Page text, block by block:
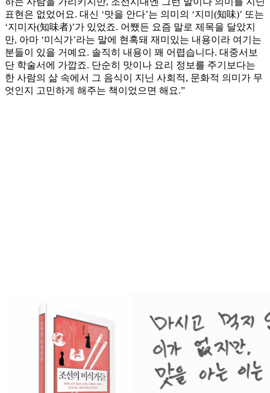
표현은 없었어요. 대신 ‘맛을 안다’는 의미의 ‘지미(知味)’ 또는
‘지미자(知味者)’가 있었죠. 어쨌든 요즘 말로 제목을 달았지
만, 아마 ‘미식가’라는 말에 현혹돼 재미있는 내용이라 여기는
분들이 있을 거예요. 솔직히 내용이 꽤 어렵습니다. 대중서보
단 학술서에 가깝죠. 단순히 맛이나 요리 정보를 주기보다는
한 사람의 삶 속에서 그 음식이 지닌 사회적, 문화적 의미가 무
엇인지 고민하게 해주는 책이었으면 해요.”